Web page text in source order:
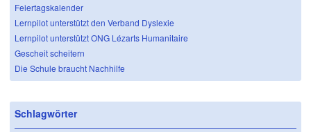
Feiertagskalender
Lernpilot unterstützt den Verband Dyslexie
Lernpilot unterstützt ONG Lézarts Humanitaire
Gescheit scheitern
Die Schule braucht Nachhilfe
Schlagwörter